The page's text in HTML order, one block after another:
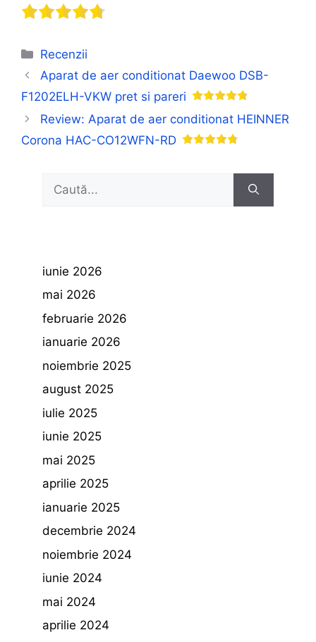
Categorii
Recenzii
Aparat de aer conditionat Daewoo DSB-
F1202ELH-VKW pret si pareri
Review: Aparat de aer conditionat HEINNER
Corona HAC-CO12WFN-RD
după:
iunie 2026
mai 2026
februarie 2026
ianuarie 2026
noiembrie 2025
august 2025
iulie 2025
iunie 2025
mai 2025
aprilie 2025
ianuarie 2025
decembrie 2024
noiembrie 2024
iunie 2024
mai 2024
aprilie 2024